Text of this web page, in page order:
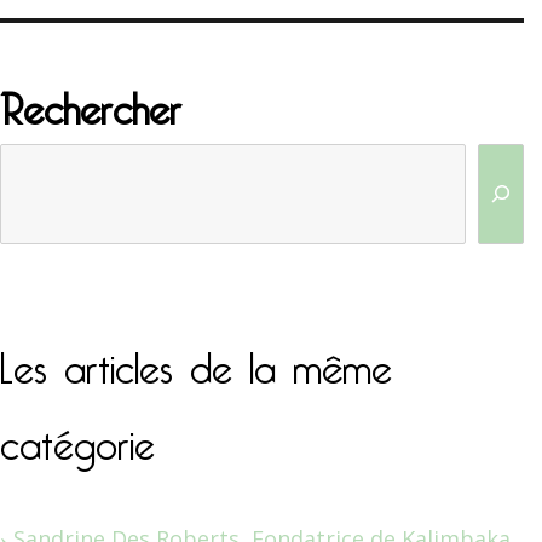
Rechercher
Les articles de la même
catégorie